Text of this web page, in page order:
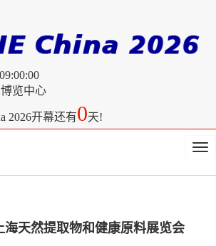
览中心
2026开幕还有0天!
海天然提取物和健康原料展览会